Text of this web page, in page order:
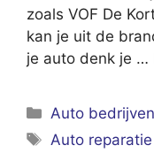
zoals VOF De
kan je uit de
je auto denk je …
Categorieën
Auto bedrijven
Tags
Auto reparatie